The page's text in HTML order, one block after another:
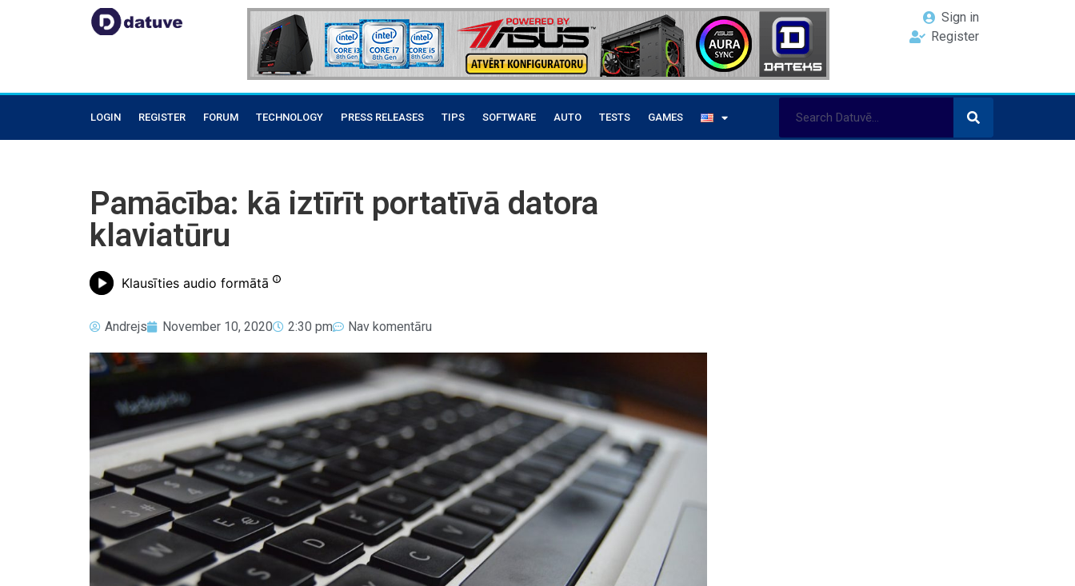
Sign in
Register
LOGIN REGISTER FORUM TECHNOLOGY PRESS RELEASES TIPS SOFTWARE AUTO TESTS GAMES
Pamācība: kā iztīrīt portatīvā datora
klaviatūru
Klausīties audio formātā
Andrejs November 10, 2020 2:30 pm Nav komentāru